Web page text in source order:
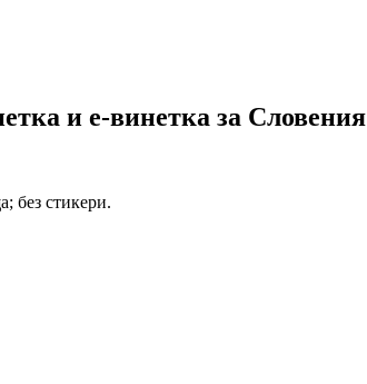
и е-винетка за Словения
без стикери.